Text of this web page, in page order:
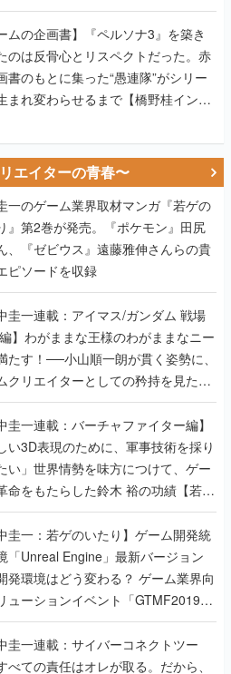
ムの企画書】『ペルソナ3』を築き
のは反骨心とリスペクトだった。赤
書のもとに集った“愚連隊”がシリー
まれ変わらせるまで【橋野桂インタ
エイターの青春〜
一のゲーム業界取材マンガ『若ゲの
』第2巻が発売。『ポケモン』田尻
、『ゼビウス』遠藤雅伸さんらの貴
ピソードを収録
圭一連載：アイマス/ガンダム 戦場
】わがままな王様のわがままなニー
たす！──小山順一朗が貫く姿勢に、
クリエイターとしての矜持を見た
のいたり最終回】
圭一連載：バーチャファイター編】
い3D表現のために、軍事技術を採り
い」世界情勢を味方につけて、ゲー
命をもたらした鈴木 裕の功績【若ゲ
り】
圭一：若ゲのいたり】ゲーム開発統
「Unreal Engine」最新バージョン
発環境はどう変わる？ ゲーム業界向
ューションイベント「GTMF2019」
て、より理解を深めよう【PR】
圭一連載：サイバーコネクトツー
べての責任はオレが取る。だから、